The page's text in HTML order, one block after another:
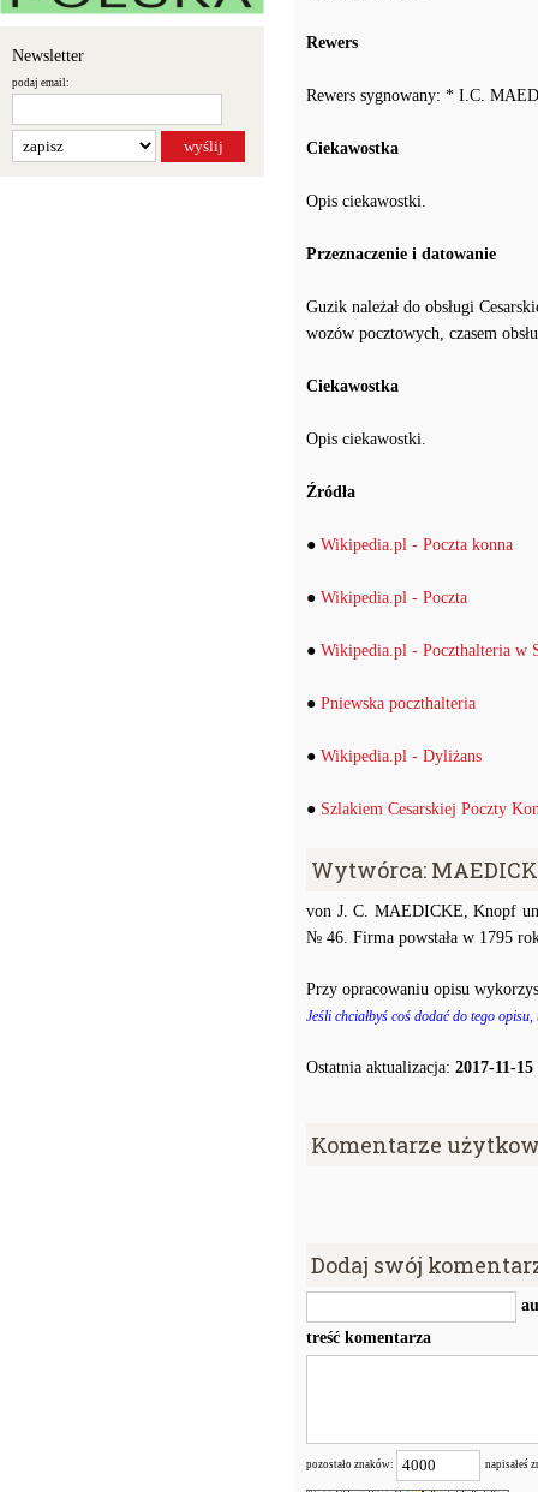
Newsletter
podaj email:
Rewers
Rewers sygnowany: * I.C.
Ciekawostka
Opis ciekawostki.
Przeznaczenie i datowanie
Guzik należał do obsługi
wozów pocztowych, czasem
Ciekawostka
Opis ciekawostki.
Źródła
● Wikipedia.pl - Poczta konna
● Wikipedia.pl - Poczta
● Wikipedia.pl - Poczthalteria w
● Pniewska poczthalteria
● Wikipedia.pl - Dyliżans
● Szlakiem Cesarskiej Poczty
Wytwórca:
von J. C. MAEDICKE, Knopf
№ 46. Firma powstała w 1795
Przy opracowaniu opisu
Jeśli chciałbyś coś dodać do tego
Ostatnia aktualizacja: 2017-11-15
Komentarze
Dodaj swój
treść komentarza
pozostało znaków: napisałeś